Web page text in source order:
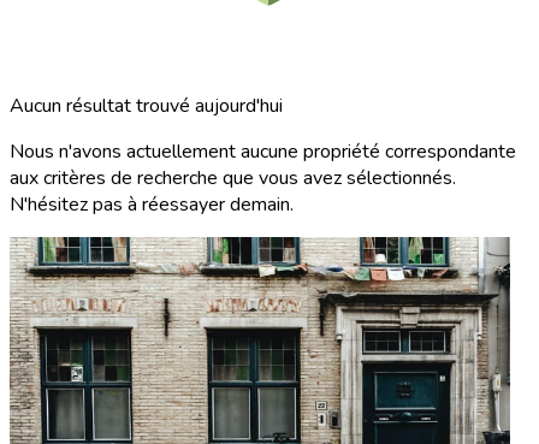
Aucun résultat trouvé aujourd'hui
Nous n'avons actuellement aucune propriété correspondante
aux critères de recherche que vous avez sélectionnés.
N'hésitez pas à réessayer demain.